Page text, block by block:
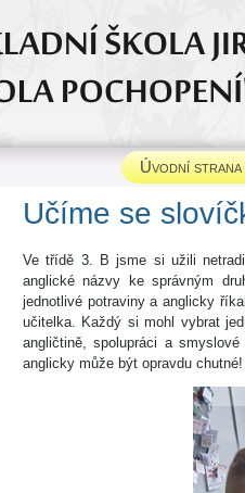
Úvodní strana
Učíme se
Ve třídě 3. B jsme si užili
anglické názvy ke správným
jednotlivé potraviny a anglicky
učitelka. Každý si mohl vybrat
angličtině, spolupráci a
anglicky může být opravdu